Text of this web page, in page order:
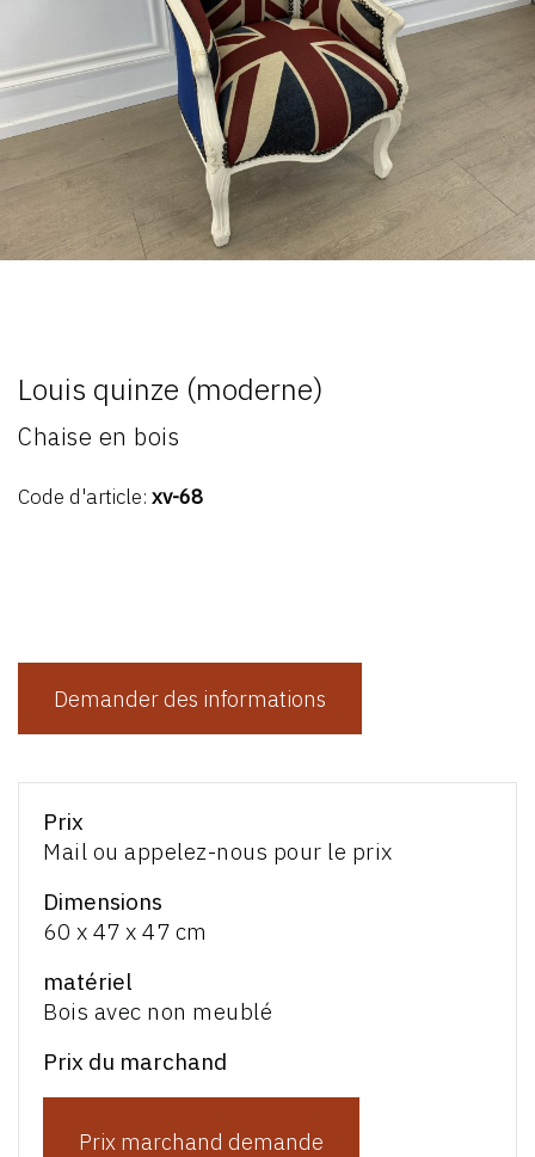
Louis quinze (moderne)
Chaise en bois
Code d'article: xv-68
Demander des informations
Prix
Mail ou appelez-nous pour le prix
Dimensions
60 x 47 x 47 cm
matériel
Bois avec non meublé
Prix du marchand
Prix marchand demande